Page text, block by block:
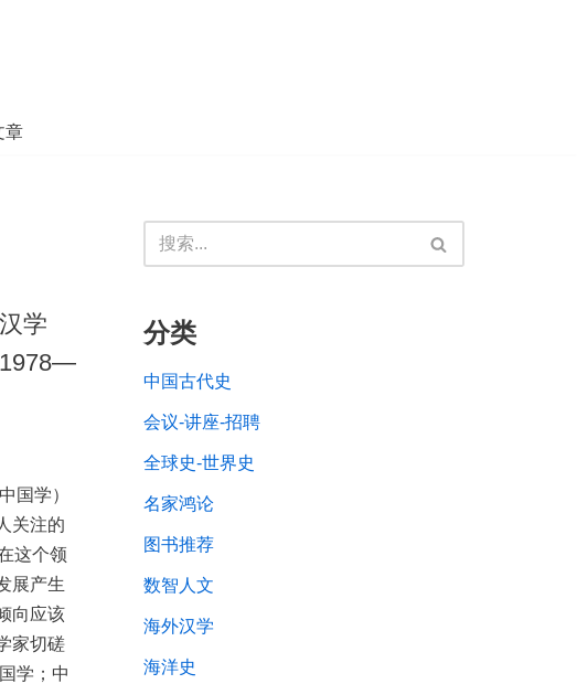
章
学
1978—
国学）
关注的
这个领
展产生
向应该
家切磋
学；中
分类
中国古代史
会议-讲座-招聘
全球史-世界史
名家鸿论
图书推荐
数智人文
海外汉学
海洋史